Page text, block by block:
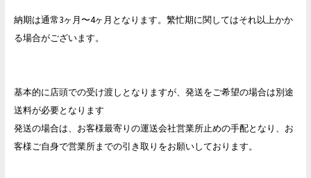
納期は通常3ヶ月〜4ヶ月となります。繁忙期に関してはそれ以上かか
る場合がございます。
基本的に店頭での受け渡しとなりますが、発送をご希望の場合は別途
送料が必要となります
発送の場合は、お客様最寄りの運送会社営業所止めの手配となり、お
客様ご自身で営業所までの引き取りをお願いしております。